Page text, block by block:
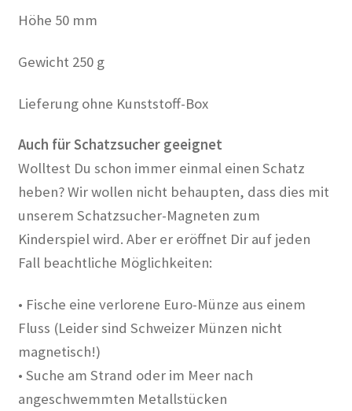
Höhe 50 mm
Gewicht 250 g
Lieferung ohne Kunststoff-Box
Auch für Schatzsucher geeignet
Wolltest Du schon immer einmal einen Schatz
heben? Wir wollen nicht behaupten, dass dies mit
unserem Schatzsucher-Magneten zum
Kinderspiel wird. Aber er eröffnet Dir auf jeden
Fall beachtliche Möglichkeiten:
• Fische eine verlorene Euro-Münze aus einem
Fluss (Leider sind Schweizer Münzen nicht
magnetisch!)
• Suche am Strand oder im Meer nach
angeschwemmten Metallstücken